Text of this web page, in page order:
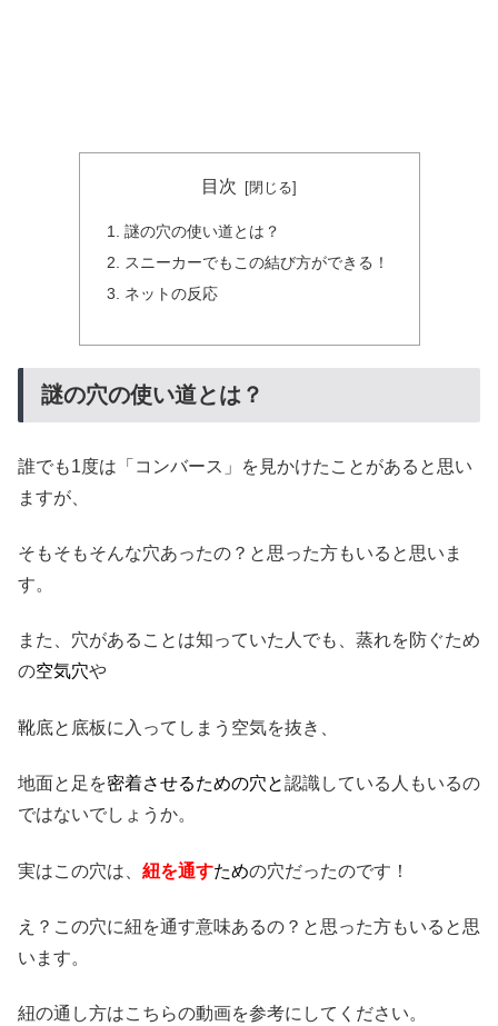
目次
謎の穴の使い道とは？
スニーカーでもこの結び方ができる！
ネットの反応
謎の穴の使い道とは？
誰でも1度は「コンバース」を見かけたことがあると思い
ますが、
そもそもそんな穴あったの？と思った方もいると思いま
す。
また、穴があることは知っていた人でも、蒸れを防ぐため
の空気穴や
靴底と底板に入ってしまう空気を抜き、
地面と足を密着させるための穴と認識している人もいるの
ではないでしょうか。
実はこの穴は、 紐を通すための穴だったのです！
え？この穴に紐を通す意味あるの？と思った方もいると思
います。
紐の通し方はこちらの動画を参考にしてください。